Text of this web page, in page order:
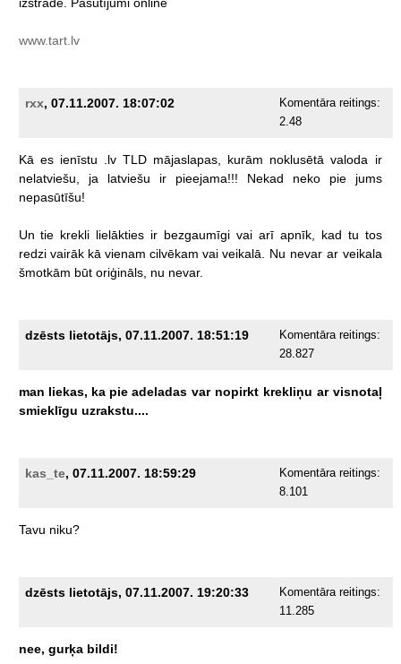
www.tart.lv
rxx, 07.11.2007. 18:07:02
Komentāra reitings:
2.48
Kā es ienīstu .lv TLD mājaslapas, kurām noklusētā valoda
ir
nelatviešu,
ja latviešu ir pieejama!!! Nekad neko pie
jums
nepasūtīšu!
Un tie krekli lielākties ir bezgaumīgi vai arī apnīk, kad tu tos
redzi vairāk kā vienam cilvēkam vai veikalā. Nu nevar ar veikala
šmotkām būt oriģināls, nu nevar.
dzēsts lietotājs, 07.11.2007. 18:51:19
Komentāra reitings:
28.827
man liekas, ka pie adeladas var nopirkt krekliņu ar visnotaļ
smieklīgu uzrakstu....
kas_te, 07.11.2007. 18:59:29
Komentāra reitings:
8.101
Tavu niku?
dzēsts lietotājs, 07.11.2007. 19:20:33
Komentāra reitings:
11.285
nee, gurķa bildi!